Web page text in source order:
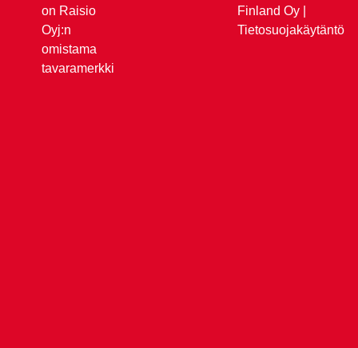
on Raisio
Oyj:n
omistama
tavaramerkki
Finland Oy
Tietosuojakäytäntö